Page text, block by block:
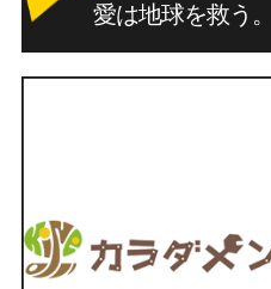
愛は地球を救う。